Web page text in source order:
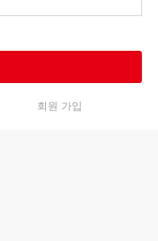
회원 가입